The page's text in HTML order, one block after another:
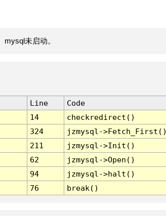
未启动。
Line
Code
14
checkredirect()
324
jzmysql-
211
jzmysql->Init()
62
jzmysql->Open()
94
jzmysql->halt()
76 break()